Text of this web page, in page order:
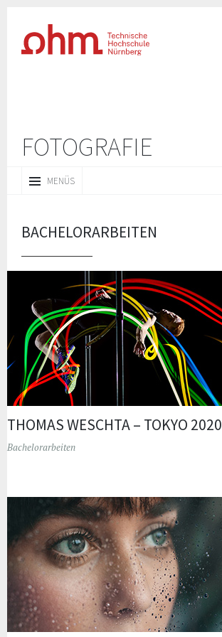
FOTOGRAFIE
MENÜS
INHALT
BACHELORARBEITEN
THOMAS WESCHTA – TOKYO 2020
Bachelorarbeiten